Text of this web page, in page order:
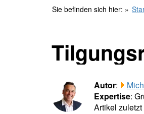
Sie befinden sich hier: »
Autor:
Expertise:
Artikel